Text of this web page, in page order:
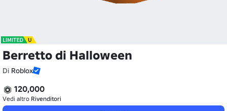
Berretto di Halloween
Di Roblox
120,000
Vedi altro Rivenditori